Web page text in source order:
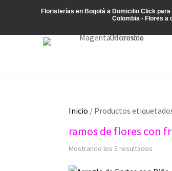
Floristerías en Bogotá a Domicilio Click para
Colombia - Flores a
Inicio / Productos
ramos de flores con
Mostrando los 5 resultados